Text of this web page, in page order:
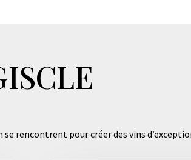
rencontrent pour créer des vins